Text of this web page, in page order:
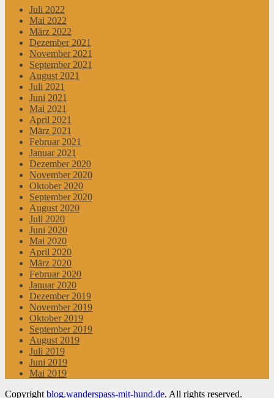
Juli 2022
Mai 2022
März 2022
Dezember 2021
November 2021
September 2021
August 2021
Juli 2021
Juni 2021
Mai 2021
April 2021
März 2021
Februar 2021
Januar 2021
Dezember 2020
November 2020
Oktober 2020
September 2020
August 2020
Juli 2020
Juni 2020
Mai 2020
April 2020
März 2020
Februar 2020
Januar 2020
Dezember 2019
November 2019
Oktober 2019
September 2019
August 2019
Juli 2019
Juni 2019
Mai 2019
Copyright blog.wanderspass-mit-hund.de. All rights reserved.